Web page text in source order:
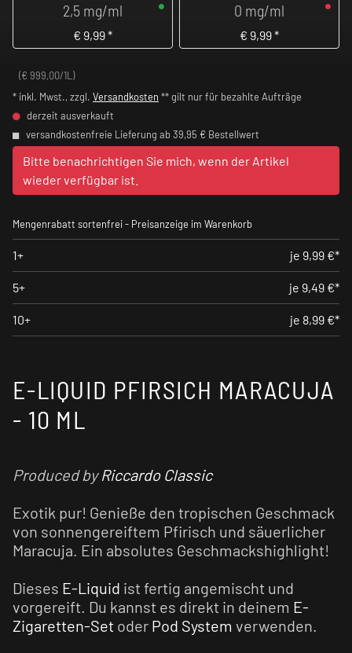
2,5 mg/ml
€ 9,99*
0 mg/ml
€ 9,99*
(€ 999,00/1L)
* inkl. Mwst., zzgl. Versandkosten ** gilt nur für bezahlte Aufträge
derzeit ausverkauft
versandkostenfreie Lieferung ab 39,95 € Bestellwert
Bitte benachrichtigen Sie mich, wenn der Artikel
wieder verfügbar ist.
Mengenrabatt sortenfrei - Preisanzeige im Warenkorb
1+ je 9,99 €*
5+ je 9,49 €*
10+ je 8,99 €*
E-LIQUID PFIRSICH MARACUJA
- 10 ML
Produced byRiccardo Classic
Exotik pur! Genieße den tropischen Geschmack
von sonnengereiftem Pfirisch und säuerlicher
Maracuja. Ein absolutes Geschmackshighlight!
Dieses E-Liquid ist fertig angemischt und
vorgereift. Du kannst es direkt in deinem E-
Zigaretten-Set oder Pod System verwenden.